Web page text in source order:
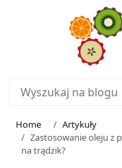
Home
Artykuły
Zastosowanie oleju z
na trądzik?